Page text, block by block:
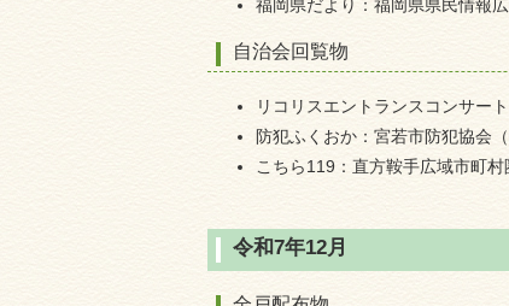
福岡県だより：福岡県県民情報
自治会回覧物
リコリスエントランスコンサー
防犯ふくおか：宮若市防犯協会
こちら119：直方鞍手広域市町
令和7年12月